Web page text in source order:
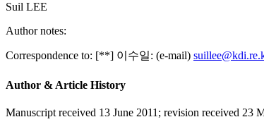
Suil LEE
Author notes:
Correspondence to: [**] 이수일: (e-mail)
Author & Article History
Manuscript received 13 June 2011 ; revision received 23